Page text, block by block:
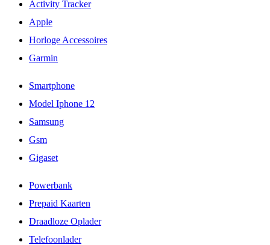
Activity Tracker
Apple
Horloge Accessoires
Garmin
Smartphone
Model Iphone 12
Samsung
Gsm
Gigaset
Powerbank
Prepaid Kaarten
Draadloze Oplader
Telefoonlader